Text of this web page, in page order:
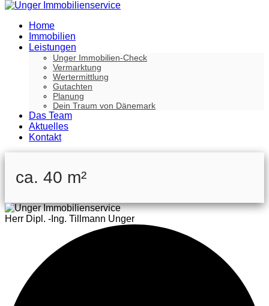
Home
Immobilien
Leistungen
Unger Immobilien-Check
Vermarktung
Wertermittlung
Gutachten
Planung
Dein Traum von Dänemark
Das Team
Aktuelles
Kontakt
ca. 40 m²
Herr Dipl. -Ing. Tillmann Unger